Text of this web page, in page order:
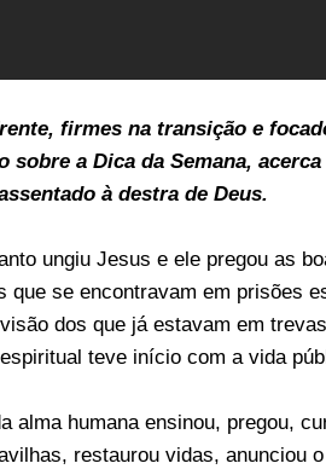
firmes na transição e
sobre a Dica da Semana,
à destra de Deus.
ungiu Jesus e ele pregou as
que se encontravam em prisões
dos que já estavam em
teve início com a vida
alma humana ensinou, pregou,
restaurou vidas, anunciou